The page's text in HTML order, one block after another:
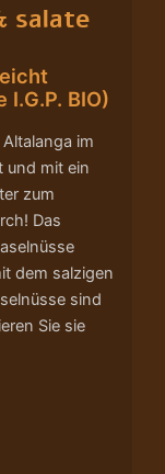
salate
BIO)
im
und mit ein
zum
Das
dem salzigen
sind
Sie sie